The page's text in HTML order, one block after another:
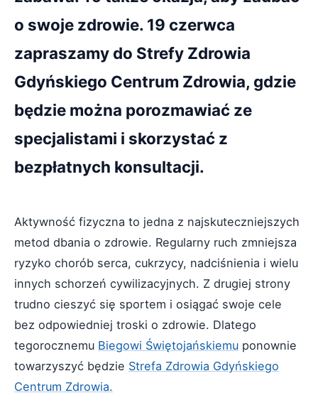
o swoje zdrowie. 19 czerwca
zapraszamy do Strefy Zdrowia
Gdyńskiego Centrum Zdrowia, gdzie
będzie można porozmawiać ze
specjalistami i skorzystać z
bezpłatnych konsultacji.
Aktywność fizyczna to jedna z najskuteczniejszych
metod dbania o zdrowie. Regularny ruch zmniejsza
ryzyko chorób serca, cukrzycy, nadciśnienia i wielu
innych schorzeń cywilizacyjnych. Z drugiej strony
trudno cieszyć się sportem i osiągać swoje cele
bez odpowiedniej troski o zdrowie. Dlatego
tegorocznemu Biegowi Świętojańskiemu ponownie
towarzyszyć będzie Strefa Zdrowia Gdyńskiego
Centrum Zdrowia.